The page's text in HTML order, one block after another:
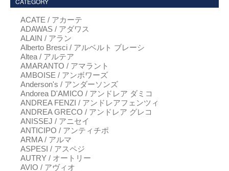
ACATE / アカーテ
ADAWAS / アダワス
ALAIN / アラン
Alberto Bresci / アルベルト ブレーシ
Altea / アルテア
AMARANTO / アマラント
AMBOISE / アンボワーズ
Anderson's / アンダーソンズ
Andorea D'AMICO / アンドレア ダミコ
ANDREA FENZI / アンドレアフェンツィ
ANDREA GRECO / アンドレア グレコ
ANISSEJ / アニセイ
ANTICIPO / アンティチポ
ARMA / アルマ
ASPESI / アスペジ
AUTRY / オートリー
AVIO / アヴィオ